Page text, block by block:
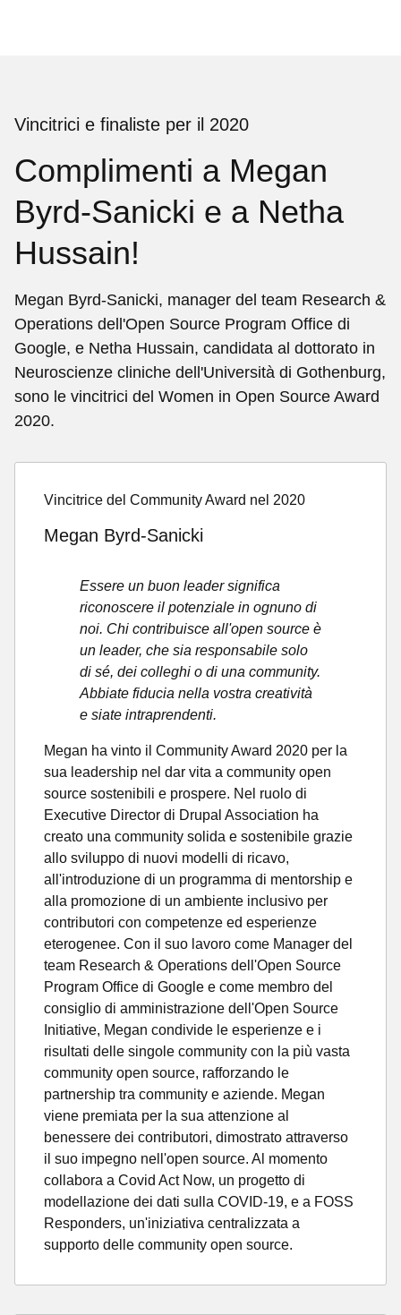
Vincitrici e finaliste per il 2020
Complimenti a Megan
Byrd-Sanicki e a Netha
Hussain!
Megan Byrd-Sanicki, manager del team Research &
Operations dell'Open Source Program Office di
Google, e Netha Hussain, candidata al dottorato in
Neuroscienze cliniche dell'Università di Gothenburg,
sono le vincitrici del Women in Open Source Award
2020.
Vincitrice del Community Award nel 2020
Megan Byrd-Sanicki
Essere un buon leader significa
riconoscere il potenziale in ognuno di
noi. Chi contribuisce all'open source è
un leader, che sia responsabile solo
di sé, dei colleghi o di una community.
Abbiate fiducia nella vostra creatività
e siate intraprendenti.
Megan ha vinto il Community Award 2020 per la
sua leadership nel dar vita a community open
source sostenibili e prospere. Nel ruolo di
Executive Director di Drupal Association ha
creato una community solida e sostenibile grazie
allo sviluppo di nuovi modelli di ricavo,
all'introduzione di un programma di mentorship e
alla promozione di un ambiente inclusivo per
contributori con competenze ed esperienze
eterogenee. Con il suo lavoro come Manager del
team Research & Operations dell'Open Source
Program Office di Google e come membro del
consiglio di amministrazione dell'Open Source
Initiative, Megan condivide le esperienze e i
risultati delle singole community con la più vasta
community open source, rafforzando le
partnership tra community e aziende. Megan
viene premiata per la sua attenzione al
benessere dei contributori, dimostrato attraverso
il suo impegno nell'open source. Al momento
collabora a Covid Act Now, un progetto di
modellazione dei dati sulla COVID-19, e a FOSS
Responders, un'iniziativa centralizzata a
supporto delle community open source.